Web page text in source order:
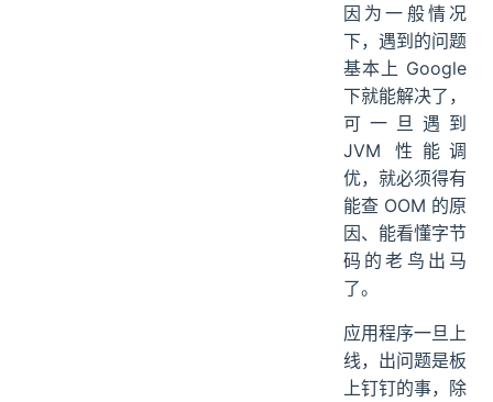
因为一般情况
下，遇到的问题
基本上 Google
下就能解决了，
可一旦遇到
JVM 性能调
优，就必须得有
能查 OOM 的原
因、能看懂字节
码的老鸟出马
了。
应用程序一旦上
线，出问题是板
上钉钉的事，除